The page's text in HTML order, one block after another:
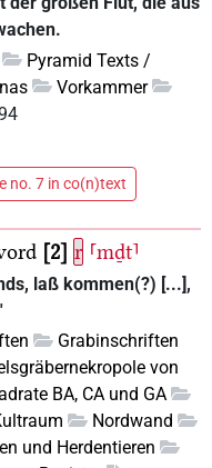
Pyramid Texts /
Vorkammer
no. 7 in co(n)text
2 r ⸢mḏt⸣
laß kommen(?) [...],
Grabinschriften
von
BA, CA und GA
Nordwand
und Herdentieren